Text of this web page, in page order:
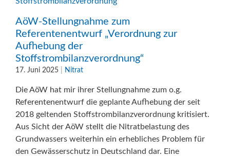
AöW-Stellungnahme zum
Referentenentwurf „Verordnung zur
Aufhebung der
Stoffstrombilanzverordnung“
17. Juni 2025 Nitrat
Die AöW hat mir ihrer Stellungnahme zum o.g.
Referentenentwurf die geplante Aufhebung der seit
2018 geltenden Stoffstrombilanzverordnung kritisiert.
Aus Sicht der AöW stellt die Nitratbelastung des
Grundwassers weiterhin ein erhebliches Problem für
den Gewässerschutz in Deutschland dar. Eine